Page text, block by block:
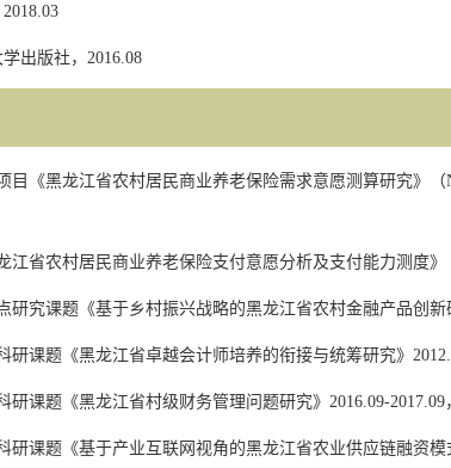
2018.03
出版社， 2016.08
目《黑龙江省农村居民商业养老保险需求意愿测算研究》（
省农村居民商业养老保险支付意愿分析及支付能力测度》
究课题《基于乡村振兴战略的黑龙江省农村金融产品创新
研课题《黑龙江省卓越会计师培养的衔接与统筹研究》
课题《黑龙江省村级财务管理问题研究》 2016.09-2017.09
研课题《基于产业互联网视角的黑龙江省农业供应链融资模